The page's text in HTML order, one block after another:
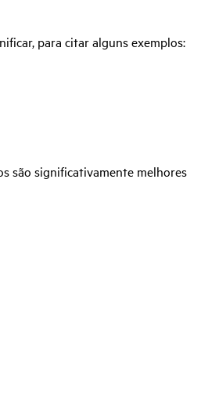
para citar alguns exemplos:
são significativamente melhores